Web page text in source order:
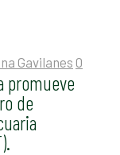
Gavilanes 0
promueve
de